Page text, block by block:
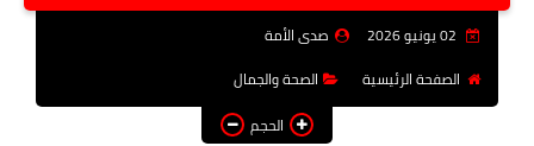
تعليم
عربى ودولى
صدى الأمة
الصفحة الرئيسية
الصحة والجمال
الحجم